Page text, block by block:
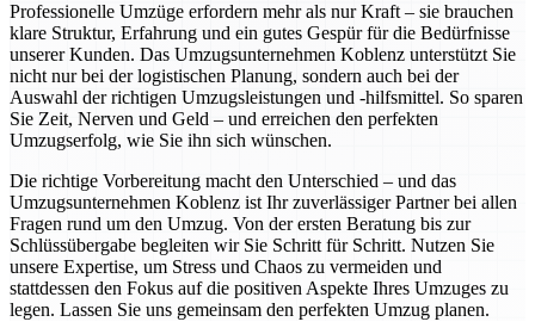
Professionelle Umzüge erfordern mehr als nur Kraft – sie brauchen
klare Struktur, Erfahrung und ein gutes Gespür für die Bedürfnisse
unserer Kunden. Das Umzugsunternehmen Koblenz unterstützt Sie
nicht nur bei der logistischen Planung, sondern auch bei der
Auswahl der richtigen Umzugsleistungen und -hilfsmittel. So sparen
Sie Zeit, Nerven und Geld – und erreichen den perfekten
Umzugserfolg, wie Sie ihn sich wünschen.
Die richtige Vorbereitung macht den Unterschied – und das
Umzugsunternehmen Koblenz ist Ihr zuverlässiger Partner bei allen
Fragen rund um den Umzug. Von der ersten Beratung bis zur
Schlüssübergabe begleiten wir Sie Schritt für Schritt. Nutzen Sie
unsere Expertise, um Stress und Chaos zu vermeiden und
stattdessen den Fokus auf die positiven Aspekte Ihres Umzuges zu
legen. Lassen Sie uns gemeinsam den perfekten Umzug planen.